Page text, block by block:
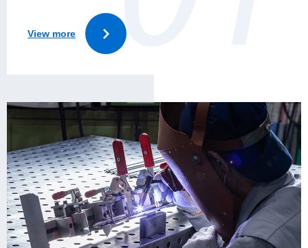
View more